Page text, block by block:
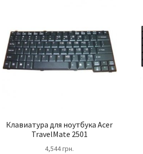
Клавиатура для ноутбука Acer
TravelMate 2501
4,544грн.